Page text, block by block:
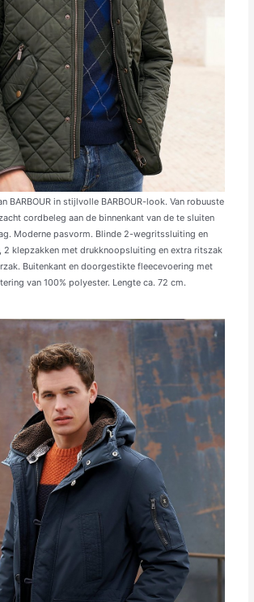
BARBOUR in stijlvolle BARBOUR-look. Van robuuste
cordbeleg aan de binnenkant van de te sluiten
Moderne pasvorm. Blinde 2-weg­ritssluiting en
klepzakken met drukknoopsluiting en extra ritszak
Buitenkant en doorgestikte fleecevoering met
van 100% polyester. Lengte ca. 72 cm.